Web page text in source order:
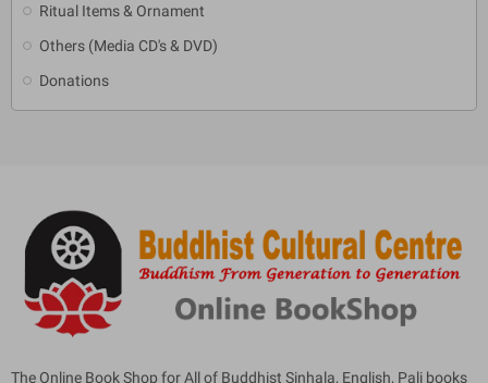
Ritual Items & Ornament
Others (Media CD's & DVD)
Donations
The Online Book Shop for All of Buddhist Sinhala, English, Pali books